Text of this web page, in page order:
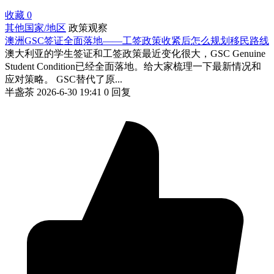
收藏 0
其他国家/地区 政策观察
澳洲GSC签证全面落地——工签政策收紧后怎么规划移民路线
澳大利亚的学生签证和工签政策最近变化很大，GSC Genuine
Student Condition已经全面落地。给大家梳理一下最新情况和
应对策略。 GSC替代了原...
半盏茶 2026-6-30 19:41 0 回复